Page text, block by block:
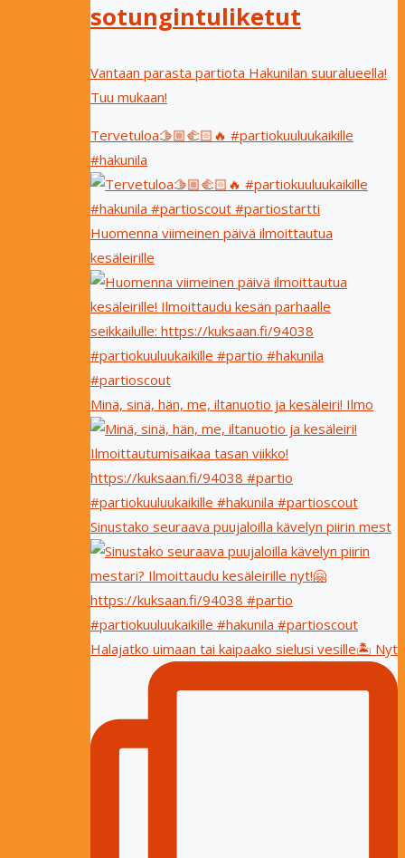
sotungintuliketut
Vantaan parasta partiota Hakunilan suuralueella!
Tuu mukaan!
Tervetuloa🫱🏼‍🫲🏻🔥 #partiokuuluukaikille
#hakunila
Huomenna viimeinen päivä ilmoittautua
kesäleirille
Minä, sinä, hän, me, iltanuotio ja kesäleiri! Ilmo
Sinustako seuraava puujaloilla kävelyn piirin mest
Halajatko uimaan tai kaipaako sielusi vesille🏝 Nyt